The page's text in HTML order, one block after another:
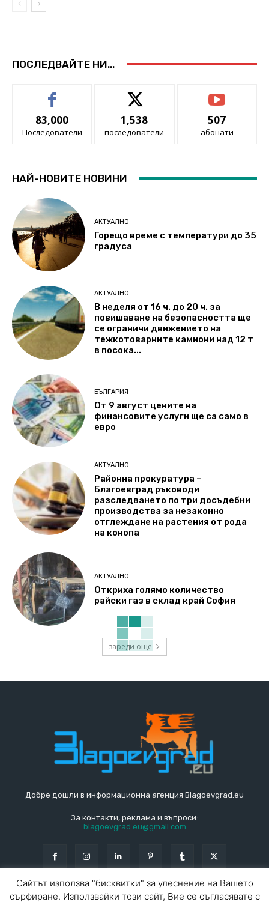
ПОСЛЕДВАЙТЕ НИ...
83,000
Последователи
1,538
последователи
507
абонати
НАЙ-НОВИТЕ НОВИНИ
АКТУАЛНО
Горещо време с температури до 35
градуса
АКТУАЛНО
В неделя от 16 ч. до 20 ч. за
повишаване на безопасността ще
се ограничи движението на
тежкотоварните камиони над 12 т
в посока...
БЪЛГАРИЯ
От 9 август цените на
финансовите услуги ще са само в
евро
АКТУАЛНО
Районна прокуратура –
Благоевград ръководи
разследването по три досъдебни
производства за незаконно
отглеждане на растения от рода
на конопа
АКТУАЛНО
Откриха голямо количество
райски газ в склад край София
зареди още
Добре дошли в информационна агенция Blagoevgrad.eu
За контакти, реклама и въпроси:
blagoevgrad.eu@gmail.com
Сайтът използва "бисквитки" за улеснение на Вашето
сърфиране. Използвайки този сайт, Вие се съгласявате с